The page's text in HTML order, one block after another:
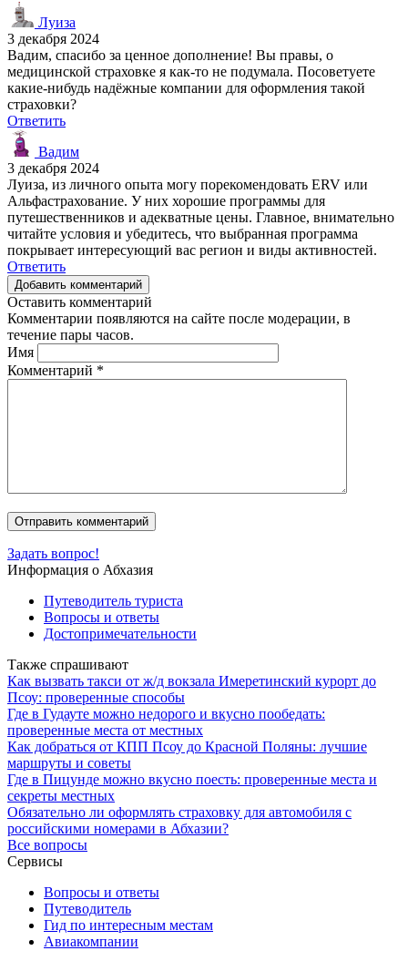
Луиза
3 декабря 2024
Вадим, спасибо за ценное дополнение! Вы правы, о
медицинской страховке я как-то не подумала. Посоветуете
какие-нибудь надёжные компании для оформления такой
страховки?
Ответить
Вадим
3 декабря 2024
Луиза, из личного опыта могу порекомендовать ERV или
Альфастрахование. У них хорошие программы для
путешественников и адекватные цены. Главное, внимательно
читайте условия и убедитесь, что выбранная программа
покрывает интересующий вас регион и виды активностей.
Ответить
Добавить комментарий
Оставить комментарий
Комментарии появляются на сайте после модерации, в
течение пары часов.
Имя
Комментарий *
Задать вопрос!
Информация о Абхазия
Путеводитель туриста
Вопросы и ответы
Достопримечательности
Также спрашивают
Как вызвать такси от ж/д вокзала Имеретинский курорт до
Псоу: проверенные способы
Где в Гудауте можно недорого и вкусно пообедать:
проверенные места от местных
Как добраться от КПП Псоу до Красной Поляны: лучшие
маршруты и советы
Где в Пицунде можно вкусно поесть: проверенные места и
секреты местных
Обязательно ли оформлять страховку для автомобиля с
российскими номерами в Абхазии?
Все вопросы
Сервисы
Вопросы и ответы
Путеводитель
Гид по интересным местам
Авиакомпании